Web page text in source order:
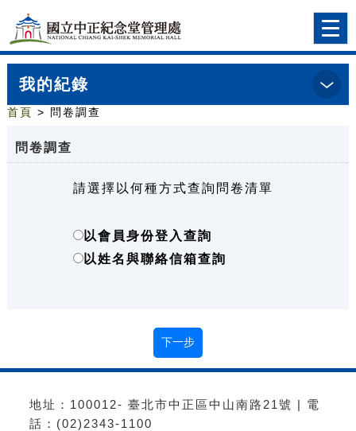
跳到主要內容
網站導覽
前往首頁
我的紀錄
首頁 > 問卷調查
問卷調查
請選擇以何種方式查詢問卷清單
以會員身份登入查詢
以姓名與聯絡信箱查詢
地址：100012- 臺北市中正區中山南路21號 | 電
話：(02)2343-1100